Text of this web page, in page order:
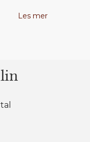
Les mer